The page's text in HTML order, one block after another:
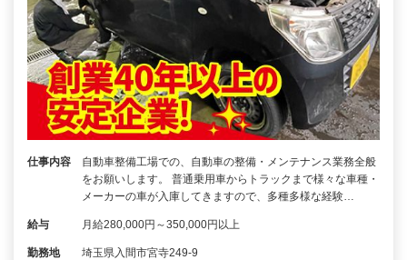
仕事内容
自動車整備工場での、自動車の整備・メンテナンス業務全般
をお願いします。 普通乗用車からトラックまで様々な車種・
メーカーの車が入庫してきますので、多種多様な経験…
給与 月給280,000円～350,000円以上
勤務地 埼玉県入間市宮寺249-9